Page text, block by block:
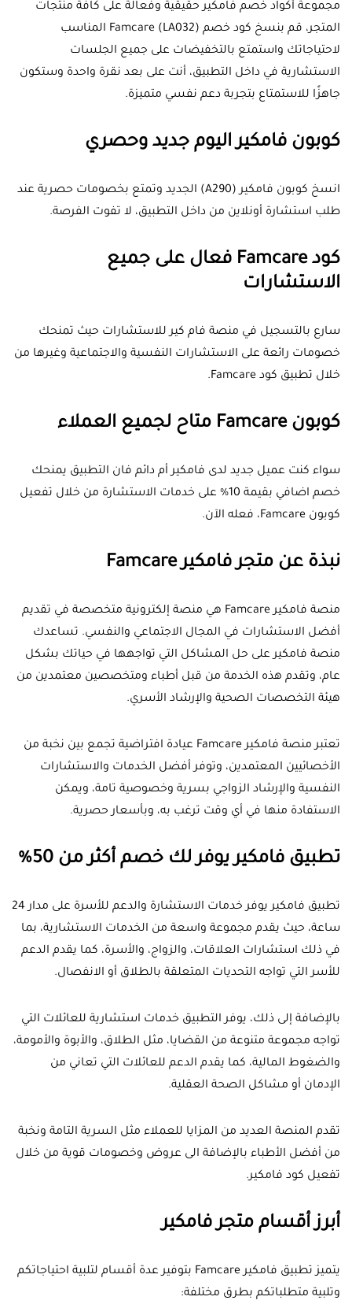
مجموعة أكواد خصم فامكير حقيقية وفعالة على كافة منتجات
المتجر، قم بنسخ كود خصم Famcare (LA032) المناسب
لاحتياجاتك واستمتع بالتخفيضات على جميع الجلسات
الاستشارية في داخل التطبيق، أنت على بعد نقرة واحدة وستكون
جاهزًا للاستمتاع بتجربة دعم نفسي متميزة.
كوبون فامكير اليوم جديد وحصري
انسخ كوبون فامكير (A290) الجديد وتمتع بخصومات حصرية عند
طلب استشارة أونلاين من داخل التطبيق، لا تفوت الفرصة.
كود Famcare فعال على جميع
الاستشارات
سارع بالتسجيل في منصة فام كير للاستشارات حيث تمنحك
خصومات رائعة على الاستشارات النفسية والاجتماعية وغيرها من
خلال تطبيق كود Famcare.
كوبون Famcare متاح لجميع العملاء
سواء كنت عميل جديد لدى فامكير أم دائم فان التطبيق يمنحك
خصم اضافي بقيمة 10% على خدمات الاستشارة من خلال تفعيل
كوبون Famcare، فعله الآن.
نبذة عن متجر فامكير Famcare
منصة فامكير Famcare هي منصة إلكترونية متخصصة في تقديم
أفضل الاستشارات في المجال الاجتماعي والنفسي. تساعدك
منصة فامكير على حل المشاكل التي تواجهها في حياتك بشكل
عام، وتقدم هذه الخدمة من قبل أطباء ومتخصصين معتمدين من
هيئة التخصصات الصحية والإرشاد الأسري.
تعتبر منصة فامكير Famcare عيادة افتراضية تجمع بين نخبة من
الأخصائيين المعتمدين، وتوفر أفضل الخدمات والاستشارات
النفسية والإرشاد الزواجي بسرية وخصوصية تامة، ويمكن
الاستفادة منها في أي وقت ترغب به، وبأسعار حصرية.
تطبيق فامكير يوفر لك خصم أكثر من 50%
تطبيق فامكير يوفر خدمات الاستشارة والدعم للأسرة على مدار 24
ساعة، حيث يقدم مجموعة واسعة من الخدمات الاستشارية، بما
في ذلك استشارات العلاقات، والزواج، والأسرة، كما يقدم الدعم
للأسر التي تواجه التحديات المتعلقة بالطلاق أو الانفصال.
بالإضافة إلى ذلك، يوفر التطبيق خدمات استشارية للعائلات التي
تواجه مجموعة متنوعة من القضايا، مثل الطلاق، والأبوة والأمومة،
والضغوط المالية، كما يقدم الدعم للعائلات التي تعاني من
الإدمان أو مشاكل الصحة العقلية.
تقدم المنصة العديد من المزايا للعملاء مثل السرية التامة ونخبة
من أفضل الأطباء بالإضافة الى عروض وخصومات قوية من خلال
تفعيل كود فامكير.
أبرز أقسام متجر فامكير
يتميز تطبيق فامكير Famcare بتوفير عدة أقسام لتلبية احتياجاتكم
وتلبية متطلباتكم بطرق مختلفة: